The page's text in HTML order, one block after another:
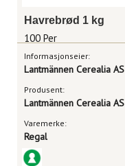
Havrebrød 1 kg
100 Per
Informasjonseier:
Lantmännen Cerealia AS
Produsent:
Lantmännen Cerealia AS
Varemerke:
Regal